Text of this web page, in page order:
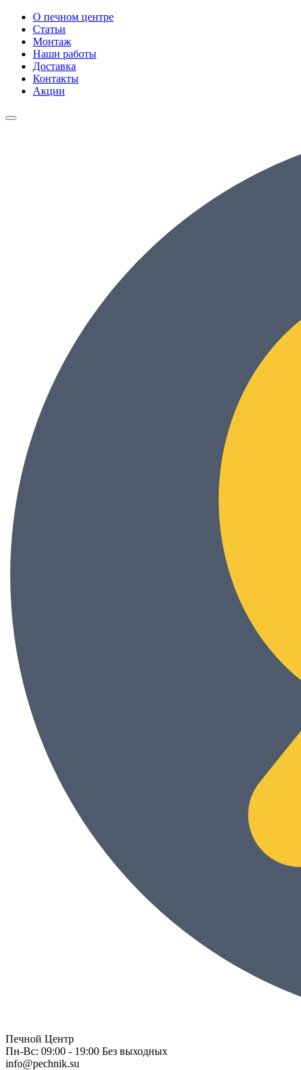
О печном центре
Статьи
Монтаж
Наши работы
Доставка
Контакты
Акции
Печной Центр
Пн-Вс: 09:00 - 19:00 Без выходных
info@pechnik.su